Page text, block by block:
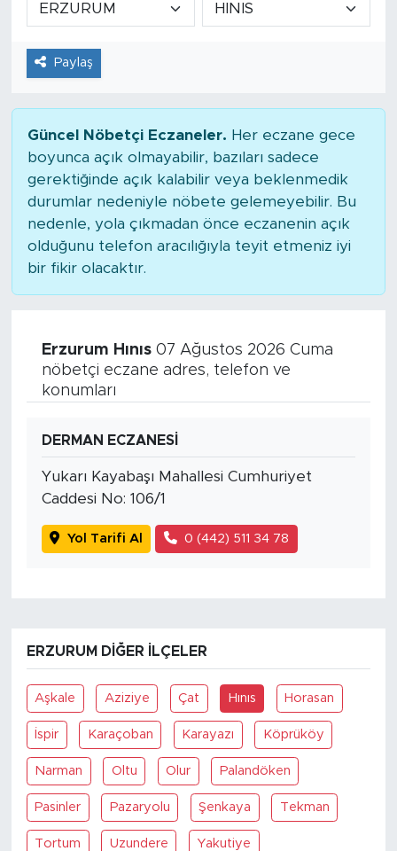
Paylaş
Güncel Nöbetçi Eczaneler. Her eczane gece
boyunca açık olmayabilir, bazıları sadece
gerektiğinde açık kalabilir veya beklenmedik
durumlar nedeniyle nöbete gelemeyebilir. Bu
nedenle, yola çıkmadan önce eczanenin açık
olduğunu telefon aracılığıyla teyit etmeniz iyi
bir fikir olacaktır.
Erzurum Hınıs07 Ağustos 2026 Cuma
nöbetçi eczane adres, telefon ve
konumları
DERMAN ECZANESİ
Yukarı Kayabaşı Mahallesi Cumhuriyet
Caddesi No: 106/1
Yol Tarifi Al 0 (442) 511 34 78
ERZURUM DIĞER İLÇELER
Aşkale Aziziye Çat Hınıs Horasan
İspir Karaçoban Karayazı Köprüköy
Narman Oltu Olur Palandöken
Pasinler Pazaryolu Şenkaya Tekman
Tortum Uzundere Yakutiye
Tarihçe
Resmi İlanlar
Foto Şaka
Politika